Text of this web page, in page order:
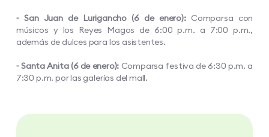
⁃ San Juan de Lurigancho (6 de enero):Comparsa con
músicos y los Reyes Magos de 6:00 p.m. a 7:00 p.m.,
además de dulces para los asistentes.
⁃ Santa Anita (6 de enero): Comparsa festiva de 6:30 p.m. a
7:30 p.m. por las galerías del mall.